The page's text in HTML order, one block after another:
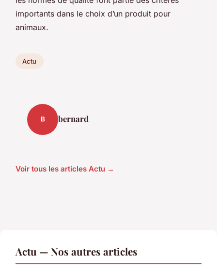
importants dans le choix d’un produit pour
animaux.
Actu
B bernard
Voir tous les articles Actu →
Actu — Nos autres articles